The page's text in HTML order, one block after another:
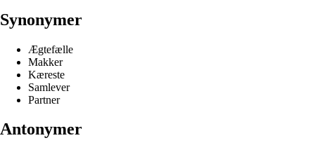
Synonymer
Ægtefælle
Makker
Kæreste
Samlever
Partner
Antonymer